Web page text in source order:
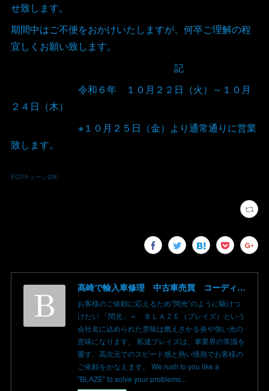
せ致します。
期間中はご不便をおかけいたしますが、何卒ご理解の程
宜しくお願い致します。
記
令和６年 １０月２２日（火）～１０月
２４日（木）
※１０月２５日（金）より通常通りに営業
致します。
ECUチューン(28)
高崎で輸入車修理 中古車売買 コーディングならBLAZE（ブレイズ）へ│BLAZE Total Car Support & Modify in Takasaki Gunma
お客様のご依頼に応えるため”閃光”のように駆けつ
けたい 「閃光」＝ ＢＬＡＺＥ（ブレイズ）という
会社名に込められた意味は燃えさかる炎や強い光の
意味になります。 私達ブレイズは、車業界の常識を
覆す、高次元でのスピード感と熱い情熱でお客様の
ご依頼をかなえます。 We rush to you like a
"BLAZE" to solve your problems...